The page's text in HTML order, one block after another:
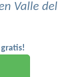
Valle del
gratis!